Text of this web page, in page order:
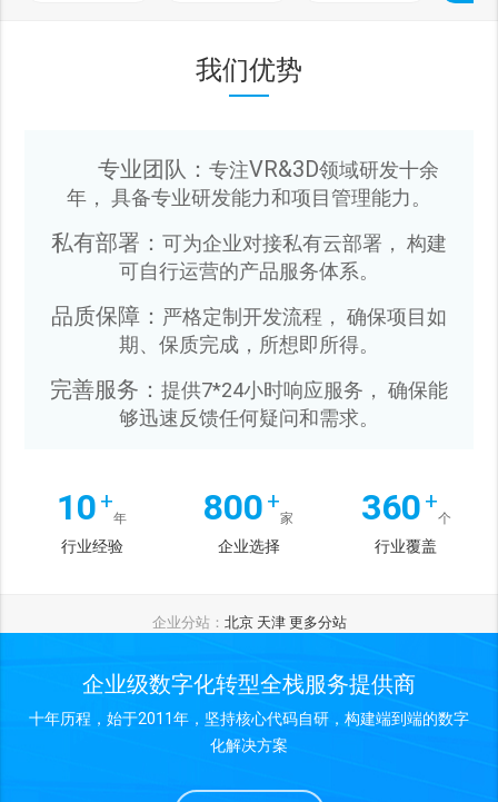
我们优势
专业团队： 专注VR&3D领域研发十余
年， 具备专业研发能力和项目管理能力。
私有部署： 可为企业对接私有云部署， 构建
可自行运营的产品服务体系。
品质保障： 严格定制开发流程， 确保项目如
期、保质完成，所想即所得。
完善服务： 提供7*24小时响应服务， 确保能
够迅速反馈任何疑问和需求。
10 +
年
行业经验
800 +
家
企业选择
360 +
个
行业覆盖
企业分站： 北京 天津 更多分站
企业级数字化转型全栈服务提供商
十年历程，始于2011年，坚持核心代码自研，构建端到端的数字
化解决方案